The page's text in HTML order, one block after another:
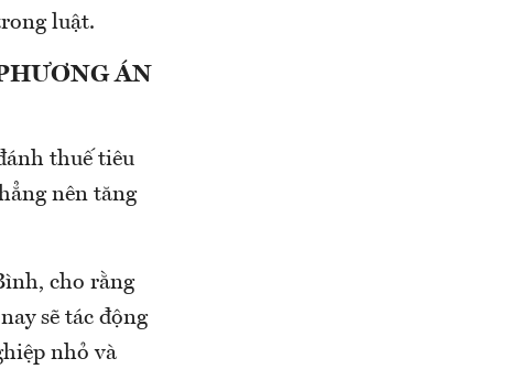
luật.
ÁN
thuế tiêu
nên tăng
cho rằng
sẽ tác động
nhỏ và